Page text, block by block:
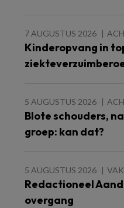
7 AUGUSTUS 2026
Kinderopvang in
5 AUGUSTUS 2026
Blote schouders,
groep: kan dat?
5 AUGUSTUS 2026
Redactioneel
overgang